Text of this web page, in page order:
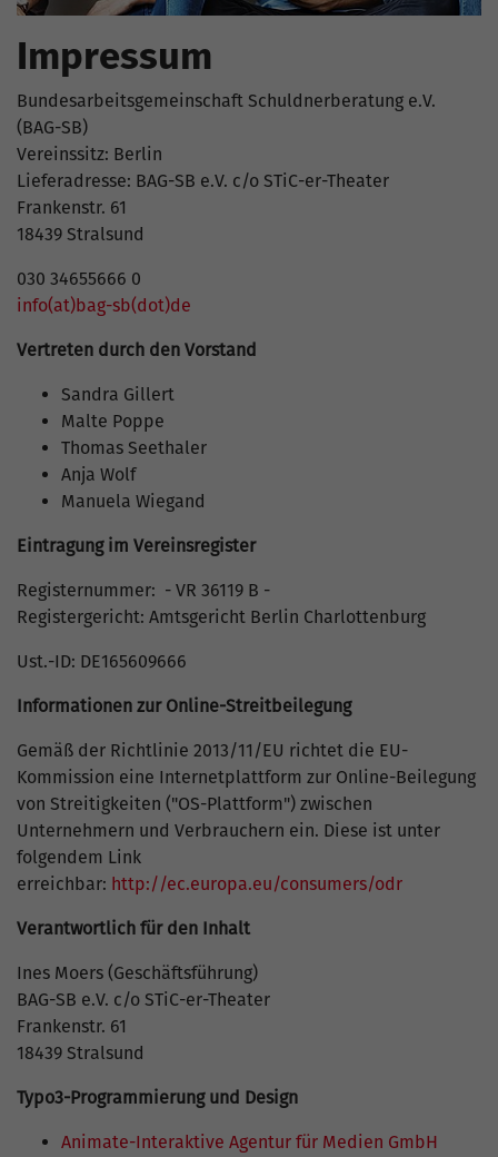
Impressum
Bundesarbeitsgemeinschaft Schuldnerberatung e.V.
(BAG-SB)
Vereinssitz: Berlin
Lieferadresse: BAG-SB e.V. c/o STiC-er-Theater
Frankenstr. 61
18439 Stralsund
030 34655666 0
info(at)bag-sb(dot)de
Vertreten durch den Vorstand
Sandra Gillert
Malte Poppe
Thomas Seethaler
Anja Wolf
Manuela Wiegand
Eintragung im Vereinsregister
Registernummer: - VR 36119 B -
Registergericht: Amtsgericht Berlin Charlottenburg
Ust.-ID: DE165609666
Informationen zur Online-Streitbeilegung
Gemäß der Richtlinie 2013/11/EU richtet die EU-
Kommission eine Internetplattform zur Online-Beilegung
von Streitigkeiten ("OS-Plattform") zwischen
Unternehmern und Verbrauchern ein. Diese ist unter
folgendem Link
erreichbar: http://ec.europa.eu/consumers/odr
Verantwortlich für den Inhalt
Ines Moers (Geschäftsführung)
BAG-SB e.V. c/o STiC-er-Theater
Frankenstr. 61
18439 Stralsund
Typo3-Programmierung und Design
Animate-Interaktive Agentur für Medien GmbH